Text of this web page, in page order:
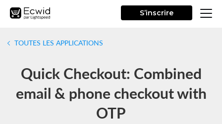
S’inscrire
TOUTES LES APPLICATIONS
Quick Checkout: Combined
email & phone checkout with
OTP